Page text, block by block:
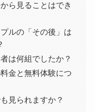
ら見ることはでき
ルの「その後」は
は何組でしたか？
金と無料体験につ
見られますか？